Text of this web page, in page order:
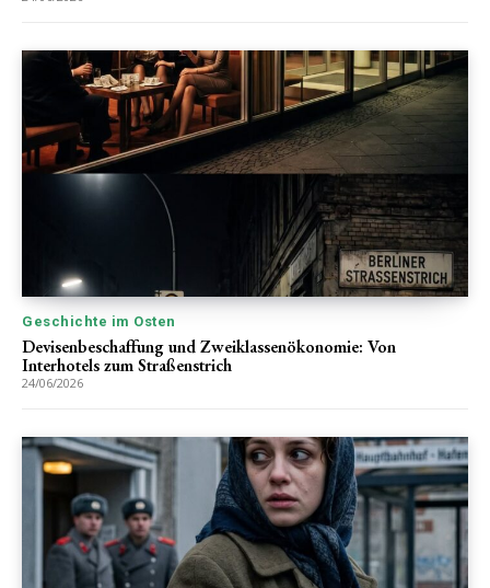
Geschichte im Osten
Devisenbeschaffung und Zweiklassenökonomie: Von
Interhotels zum Straßenstrich
24/06/2026